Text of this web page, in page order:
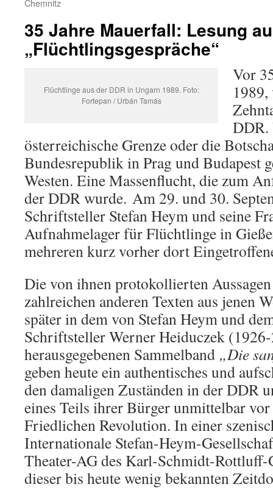
Chemnitz
35 Jahre Mauerfall: Lesung
„Flüchtlingsgespräche“
Flüchtlinge aus der DDR in Ungarn 1989. Foto:
Fortepan / Urbán Tamás
Vor
DDR.
österreichische Grenze oder die
Bundesrepublik in Prag und Budapest
Westen. Eine Massenflucht, die zum
der DDR wurde. Am 29. und 30.
Schriftsteller Stefan Heym und seine
Aufnahmelager für Flüchtlinge in
mehreren kurz vorher dort
Die von ihnen protokollierten
zahlreichen anderen Texten aus jenen
später in dem von Stefan Heym und
Schriftsteller Werner Heiduczek
herausgegebenen Sammelband „Die
geben heute ein authentisches und
den damaligen Zuständen in der DDR
eines Teils ihrer Bürger unmittelbar
Friedlichen Revolution. In einer
Internationale Stefan-Heym-
Theater-AG des Karl-Schmidt-Rottluff-
dieser bis heute wenig bekannten